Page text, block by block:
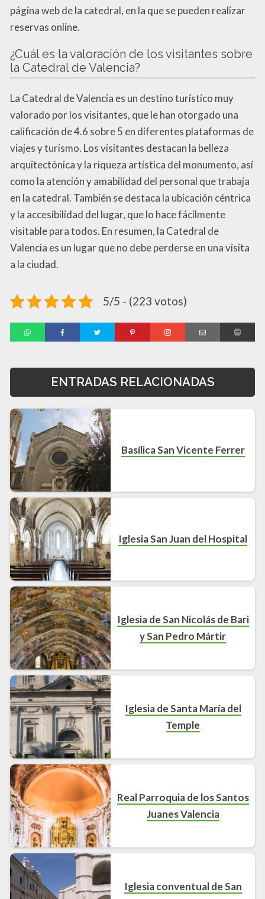
página web de la catedral, en la que se pueden realizar
reservas online.
¿Cuál es la valoración de los visitantes sobre
la Catedral de Valencia?
La Catedral de Valencia es un destino turístico muy
valorado por los visitantes, que le han otorgado una
calificación de 4.6 sobre 5 en diferentes plataformas de
viajes y turismo. Los visitantes destacan la belleza
arquitectónica y la riqueza artística del monumento, así
como la atención y amabilidad del personal que trabaja
en la catedral. También se destaca la ubicación céntrica
y la accesibilidad del lugar, que lo hace fácilmente
visitable para todos. En resumen, la Catedral de
Valencia es un lugar que no debe perderse en una visita
a la ciudad.
5/5 - (223 votos)
ENTRADAS RELACIONADAS
Basílica San Vicente Ferrer
Iglesia San Juan del Hospital
Iglesia de San Nicolás de Bari
y San Pedro Mártir
Iglesia de Santa María del
Temple
Real Parroquia de los Santos
Juanes Valencia
Iglesia conventual de San